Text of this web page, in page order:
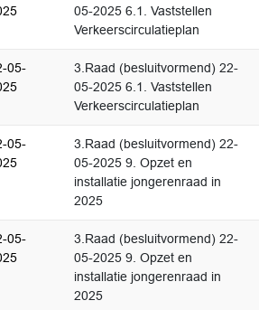
05-2025 6.1. Vaststellen
Verkeerscirculatieplan
05-
3.Raad (besluitvormend) 22-
05-2025 6.1. Vaststellen
Verkeerscirculatieplan
05-
3.Raad (besluitvormend) 22-
05-2025 9. Opzet en
installatie jongerenraad in
2025
05-
3.Raad (besluitvormend) 22-
05-2025 9. Opzet en
installatie jongerenraad in
2025